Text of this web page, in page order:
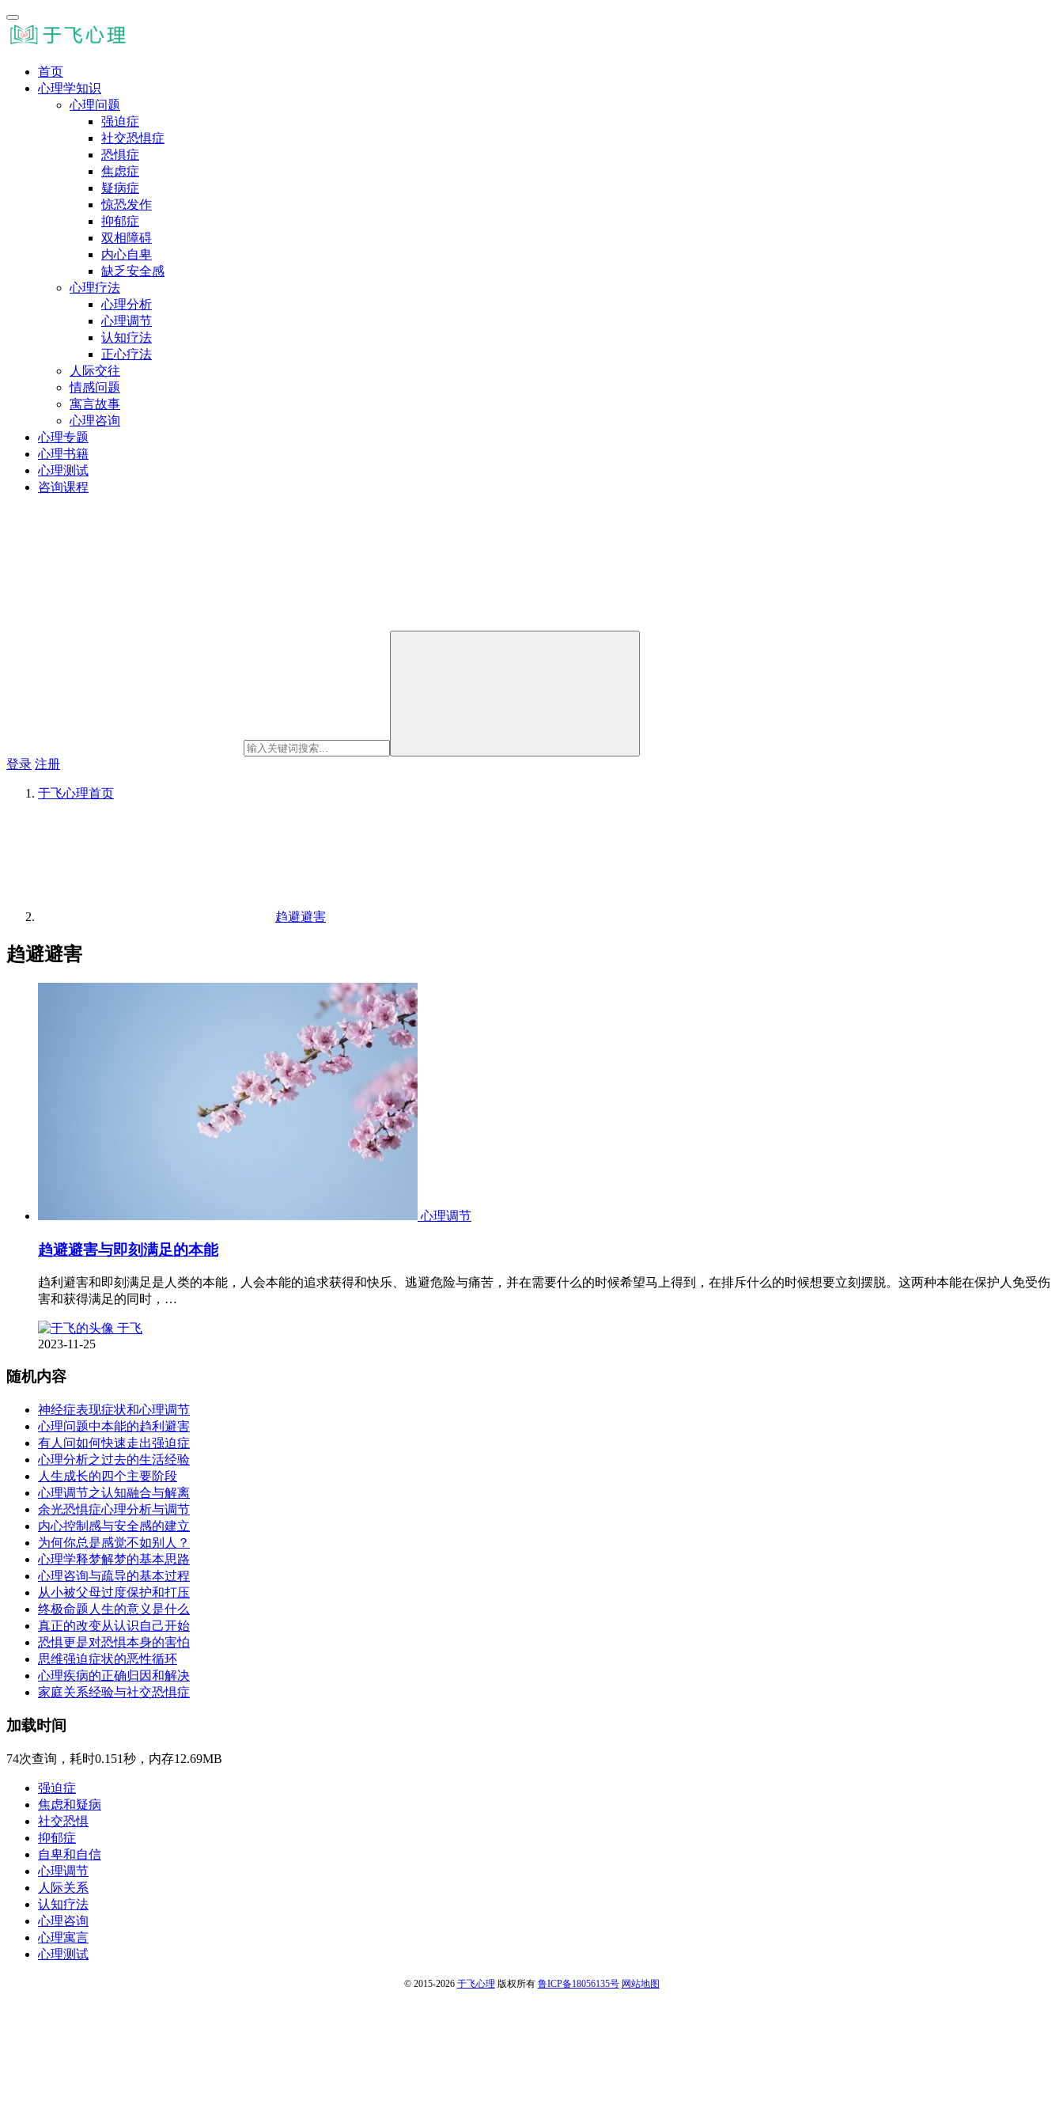
首页
心理学知识
心理问题
强迫症
社交恐惧症
恐惧症
焦虑症
疑病症
惊恐发作
抑郁症
双相障碍
内心自卑
缺乏安全感
心理疗法
心理分析
心理调节
认知疗法
正心疗法
人际交往
情感问题
寓言故事
心理咨询
心理专题
心理书籍
心理测试
咨询课程
登录 注册
于飞心理首页
趋避避害
趋避避害
心理调节
趋避避害与即刻满足的本能
趋利避害和即刻满足是人类的本能，人会本能的追求获得和快乐、逃避危险与痛苦，并在需要什么的时候希望马上得到，在排斥什么的时候想要立刻摆脱。这两种本能在保护人免受伤
害和获得满足的同时，…
于飞
2023-11-25
随机内容
神经症表现症状和心理调节
心理问题中本能的趋利避害
有人问如何快速走出强迫症
心理分析之过去的生活经验
人生成长的四个主要阶段
心理调节之认知融合与解离
余光恐惧症心理分析与调节
内心控制感与安全感的建立
为何你总是感觉不如别人？
心理学释梦解梦的基本思路
心理咨询与疏导的基本过程
从小被父母过度保护和打压
终极命题人生的意义是什么
真正的改变从认识自己开始
恐惧更是对恐惧本身的害怕
思维强迫症状的恶性循环
心理疾病的正确归因和解决
家庭关系经验与社交恐惧症
加载时间
74次查询，耗时0.151秒，内存12.69MB
强迫症
焦虑和疑病
社交恐惧
抑郁症
自卑和自信
心理调节
人际关系
认知疗法
心理咨询
心理寓言
心理测试
© 2015-2026 于飞心理 版权所有 鲁ICP备18056135号 网站地图